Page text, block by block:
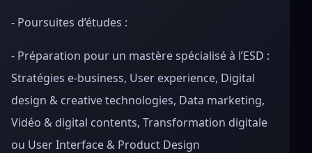
- Poursuites d’études :
- Préparation pour un mastère spécialisé à l’ESD :
Stratégies e-business, User experience, Digital
design & creative technologies, Data marketing,
Vidéo & digital contents, Transformation digitale
ou User Interface & Product Design